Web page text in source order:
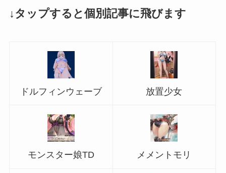
↓タップすると個別記事に飛びます
ドルフィンウェーブ 放置少女
モンスター娘TD メメントモリ